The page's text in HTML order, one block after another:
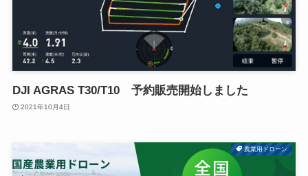
DJI AGRAS T30/T10 予約販売開始しました
2021年10月4日
農業用ドローン